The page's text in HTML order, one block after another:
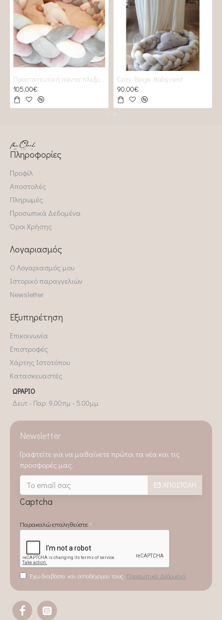
Προστατευτική πάντα πλεξούδα 2 GREYS & 2 Roses
105,00€
Cozy Beige Baby nest
90,00€
Πληροφορίες
Προφίλ
Αποστολές
Πληρωμές
Προσωπικά Δεδομένα
Όροι Χρήσης
Λογαριασμός
Ο Λογαριασμός μου
Ιστορικό παραγγελιών
Newsletter
Εξυπηρέτηση
Επικοινωνία
Επιστροφές
Χάρτης Ιστοτόπου
Κατασκευαστές
ΩΡΆΡΙΟ
Δευτ - Παρ: 9.00πμ - 5.00μμ
Newsletter
Γραφτείτε για να μαθαίνετε πρώτοι τα νέα και τις
προσφορές μας.
ΑΠΟΣΤΟΛΉ
Captcha
Παρακαλώ επαληθεύστε
Έχω διαβάσει και αποδέχομαι τους Προσωπικά Δεδομένα